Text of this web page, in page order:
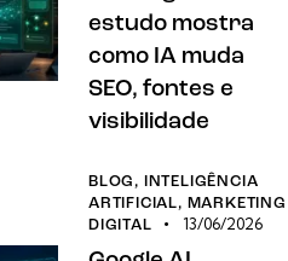
estudo mostra
como IA muda
SEO, fontes e
visibilidade
BLOG,
INTELIGÊNCIA
ARTIFICIAL, MARKETING
DIGITAL
13/06/2026